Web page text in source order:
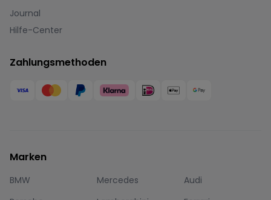
Journal
Hilfe-Center
Zahlungsmethoden
Marken
BMW Mercedes
Audi